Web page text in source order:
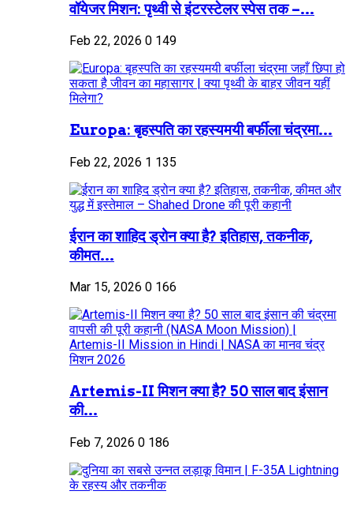
वॉयेजर मिशन: पृथ्वी से इंटरस्टेलर स्पेस तक –...
Feb 22, 2026 0 149
Europa: बृहस्पति का रहस्यमयी बर्फीला चंद्रमा...
Feb 22, 2026 1 135
ईरान का शाहिद ड्रोन क्या है? इतिहास, तकनीक,
कीमत...
Mar 15, 2026 0 166
Artemis-II मिशन क्या है? 50 साल बाद इंसान
की...
Feb 7, 2026 0 186